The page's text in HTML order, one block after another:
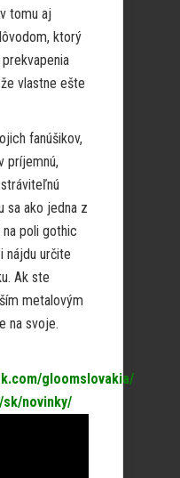
tomu aj
ktorý
vlastne ešte
fanúšikov,
príjemnú,
sa ako jedna z
poli gothic
nájdu určite
Ak ste
metalovým
na svoje.
gloomslovakia/
novinky/